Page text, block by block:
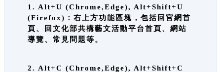
1. Alt+U (Chrome,Edge), Alt+Shift+U
(Firefox)：右上方功能區塊，包括回官網首
頁、回文化部共構藝文活動平台首頁、網站
導覽、常見問題等。
2. Alt+C (Chrome,Edge), Alt+Shift+C